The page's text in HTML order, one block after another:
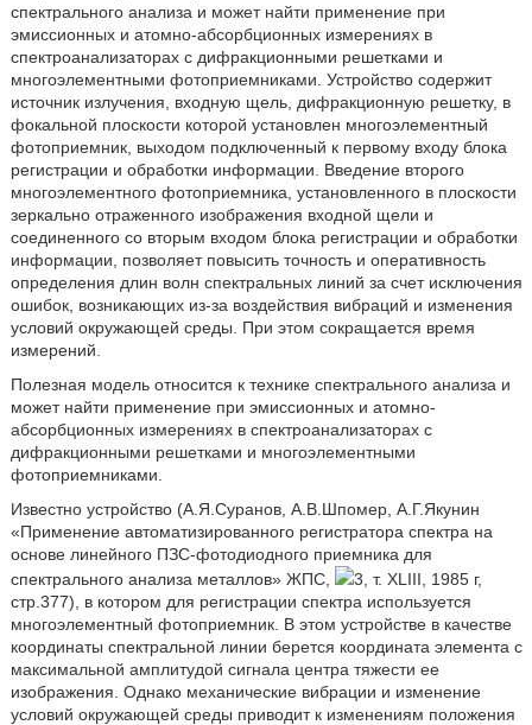
спектрального анализа и может найти применение при
эмиссионных и атомно-абсорбционных измерениях в
спектроанализаторах с дифракционными решетками и
многоэлементными фотоприемниками. Устройство содержит
источник излучения, входную щель, дифракционную решетку, в
фокальной плоскости которой установлен многоэлементный
фотоприемник, выходом подключенный к первому входу блока
регистрации и обработки информации. Введение второго
многоэлементного фотоприемника, установленного в плоскости
зеркально отраженного изображения входной щели и
соединенного со вторым входом блока регистрации и обработки
информации, позволяет повысить точность и оперативность
определения длин волн спектральных линий за счет исключения
ошибок, возникающих из-за воздействия вибраций и изменения
условий окружающей среды. При этом сокращается время
измерений.
Полезная модель относится к технике спектрального анализа и
может найти применение при эмиссионных и атомно-
абсорбционных измерениях в спектроанализаторах с
дифракционными решетками и многоэлементными
фотоприемниками.
Известно устройство (А.Я.Суранов, А.В.Шпомер, А.Г.Якунин
«Применение автоматизированного регистратора спектра на
основе линейного ПЗС-фотодиодного приемника для
спектрального анализа металлов» ЖПС,
3, т. XLIII, 1985 г,
стр.377), в котором для регистрации спектра используется
многоэлементный фотоприемник. В этом устройстве в качестве
координаты спектральной линии берется координата элемента с
максимальной амплитудой сигнала центра тяжести ее
изображения. Однако механические вибрации и изменение
условий окружающей среды приводит к изменениям положения